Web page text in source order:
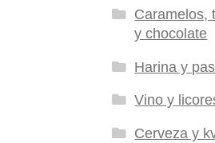
Caramelos,
y chocolate
Harina y
Vino y
Cerveza y